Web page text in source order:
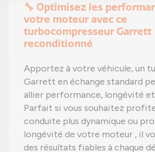
🔧 Optimisez les
votre moteur avec ce
turbocompresseur Garrett
reconditionné
Apportez à votre véhicule, un
Garrett en échange standard
allier performance, longévité
Parfait si vous souhaitez
conduite plus dynamique ou
longévité de votre moteur , il
des résultats fiables à chaque